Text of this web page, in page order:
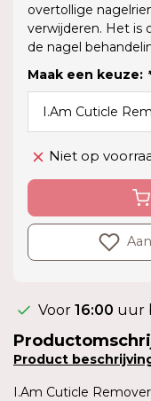
overtollige
verwijderen. Het is
de nagel
Maak een keuze: *
Niet op
Voor 16:00 uur
Product
I.Am Cuticle